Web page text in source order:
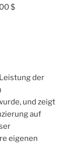
$
der
und zeigt
auf
eigenen